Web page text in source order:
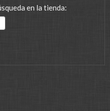
en la tienda: